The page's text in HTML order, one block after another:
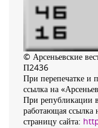
© Арсеньевские
П2436
При перепечатке и
ссылка на
При републикации
работающая ссылка
страницу сайта: